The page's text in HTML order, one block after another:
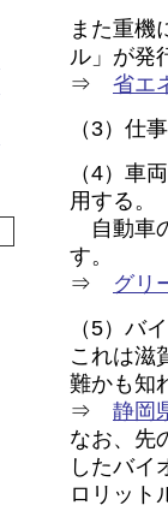
また重機
ル」が発
⇒ 省エ
（3）仕
（4）車
用する。
自動車
す。
⇒ グリ
（5）バ
これは滋
難かも知
⇒ 静岡
なお、先
したバイ
ロリット